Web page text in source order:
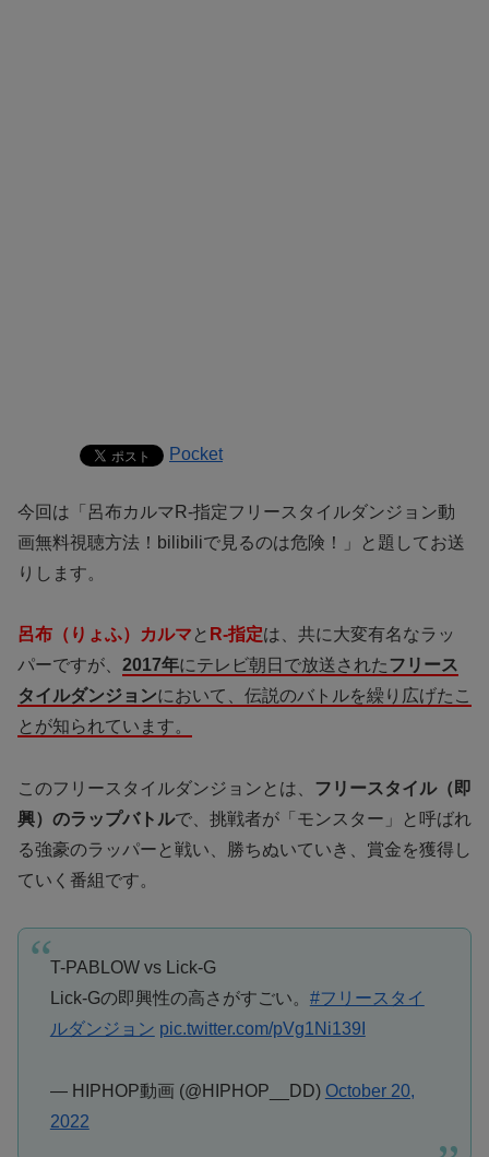
Pocket
今回は「呂布カルマR-指定フリースタイルダンジョン動
画無料視聴方法！bilibiliで見るのは危険！」と題してお送
りします。
呂布（りょふ）カルマ と R-指定は、共に大変有名なラッ
パーですが、 2017年にテレビ朝日で放送されたフリース
タイルダンジョンにおいて、伝説のバトルを繰り広げたこ
とが知られています。
このフリースタイルダンジョンとは、 フリースタイル（即
興）のラップバトルで、挑戦者が「モンスター」と呼ばれ
る強豪のラッパーと戦い、勝ちぬいていき、賞金を獲得し
ていく番組です。
T-PABLOW vs Lick-G
Lick-Gの即興性の高さがすごい。 #フリースタイ
ルダンジョン pic.twitter.com/pVg1Ni139I
— HIPHOP動画 (@HIPHOP__DD) October 20,
2022